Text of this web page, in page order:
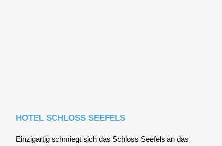
HOTEL SCHLOSS SEEFELS
Ein­zig­ar­tig schmiegt sich das Schloss See­fels an das